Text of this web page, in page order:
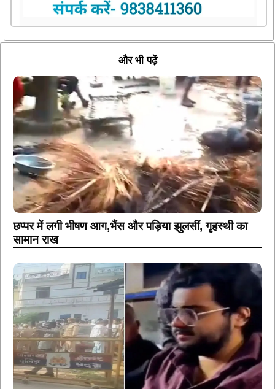
और भी पढ़ें
छप्पर में लगी भीषण आग,भैंस और पड़िया झुलसीं, गृहस्थी का
सामान राख